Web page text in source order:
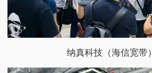
纳真科技（海信宽带）